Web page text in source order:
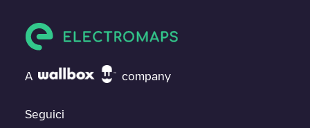
A company
Seguici